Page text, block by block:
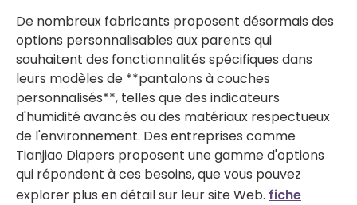
De nombreux fabricants proposent désormais des
options personnalisables aux parents qui
souhaitent des fonctionnalités spécifiques dans
leurs modèles de **pantalons à couches
personnalisés**, telles que des indicateurs
d'humidité avancés ou des matériaux respectueux
de l'environnement. Des entreprises comme
Tianjiao Diapers proposent une gamme d'options
qui répondent à ces besoins, que vous pouvez
explorer plus en détail sur leur site Web. fiche